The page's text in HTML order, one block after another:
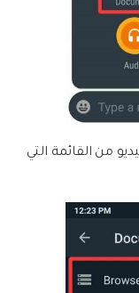
من القائمة التي